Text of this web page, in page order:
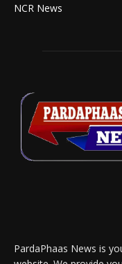
NCR News
PardaPhaas News is